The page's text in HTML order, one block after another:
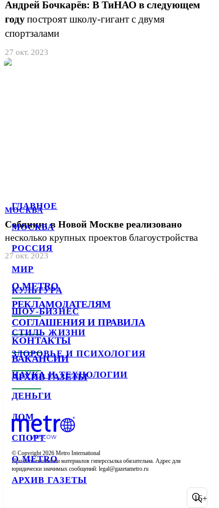
ГЛАВНОЕ
МОСКВА
РОССИЯ
МИР
КУЛЬТУРА
ШОУ-БИЗНЕС
СТИЛЬ ЖИЗНИ
ЗДОРОВЬЕ И ПСИХОЛОГИЯ
НАУКА И ТЕХНОЛОГИИ
ДЕНЬГИ
ДОМ
СПОРТ
О METRO
АРХИВ ГАЗЕТЫ
Андрей Бочкарёв: В ТиНАО в следующем
годупостроят школу-гигант с двумя
спортзалами
27 окт. 2023
МОСКВА
Собянин: в Новой Москве реализовано
несколько крупных проектов благоустройства
27 окт. 2023
О METRO
РЕКЛАМОДАТЕЛЯМ
СОГЛАШЕНИЯ И ПРАВИЛА
КОНТАКТЫ
ВАКАНСИИ
АРХИВ ГАЗЕТЫ
© Copyright 2026 Metro International
При использовании материалов гиперссылка обязательна. Адрес для
юридически значимых сообщений:
16+